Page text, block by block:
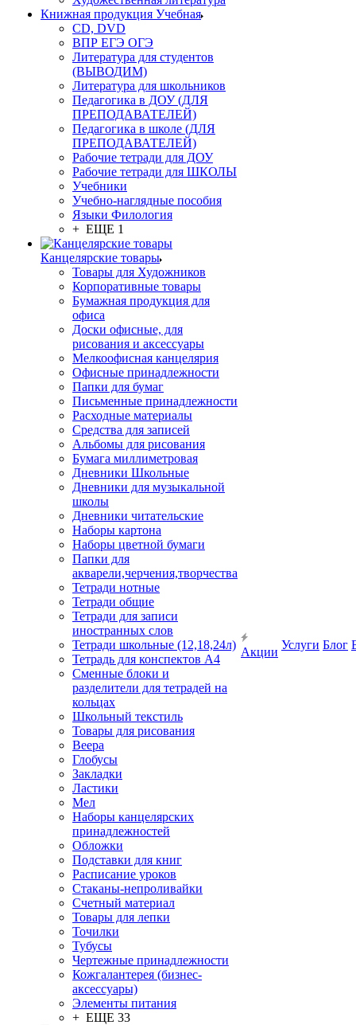
Книжная продукция Учебная
CD, DVD
ВПР ЕГЭ ОГЭ
Литература для студентов
(ВЫВОДИМ)
Литература для школьников
Педагогика в ДОУ (ДЛЯ
ПРЕПОДАВАТЕЛЕЙ)
Педагогика в школе (ДЛЯ
ПРЕПОДАВАТЕЛЕЙ)
Рабочие тетради для ДОУ
Рабочие тетради для ШКОЛЫ
Учебники
Учебно-наглядные пособия
Языки Филология
+ ЕЩЕ 1
Канцелярские товары
Товары для Художников
Корпоративные товары
Бумажная продукция для
офиса
Доски офисные, для
рисования и аксессуары
Мелкоофисная канцелярия
Офисные принадлежности
Папки для бумаг
Письменные принадлежности
Расходные материалы
Средства для записей
Альбомы для рисования
Бумага миллиметровая
Дневники Школьные
Дневники для музыкальной
школы
Дневники читательские
Наборы картона
Наборы цветной бумаги
Папки для
акварели,черчения,творчества
Тетради нотные
Тетради общие
Тетради для записи
иностранных слов
Тетради школьные (12,18,24л)
Тетрадь для конспектов А4
Сменные блоки и
разделители для тетрадей на
кольцах
Школьный текстиль
Товары для рисования
Веера
Глобусы
Закладки
Ластики
Мел
Наборы канцелярских
принадлежностей
Обложки
Подставки для книг
Расписание уроков
Стаканы-непроливайки
Счетный материал
Товары для лепки
Точилки
Тубусы
Чертежные принадлежности
Кожгалантерея (бизнес-
аксессуары)
Элементы питания
+ ЕЩЕ 33
Акции
Услуги Блог